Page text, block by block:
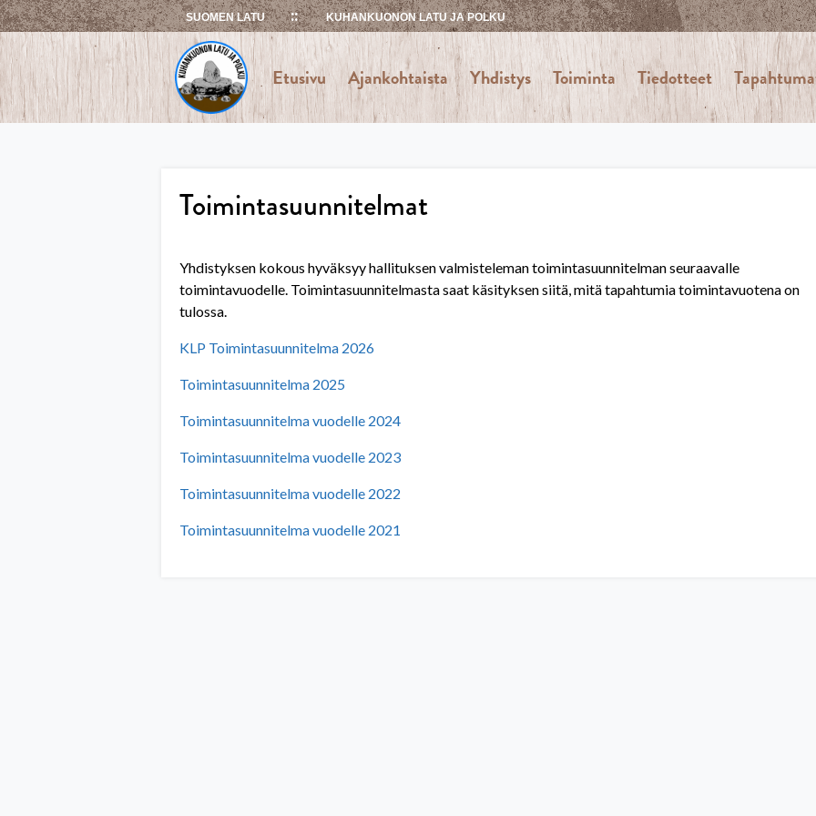
Skip
to
content
SUOMEN LATU KUHANKUONON LATU JA POLKU
Etusivu Ajankohtaista Yhdistys Toiminta Tiedotteet
Toimintasuunnitelmat
Yhdistyksen kokous hyväksyy hallituksen valmisteleman toimintasuunnitelman seuraavalle
toimintavuodelle. Toimintasuunnitelmasta saat käsityksen siitä, mitä tapahtumia toimintavuotena on
tulossa.
KLP Toimintasuunnitelma 2026
Toimintasuunnitelma 2025
Toimintasuunnitelma vuodelle 2024
Toimintasuunnitelma vuodelle 2023
Toimintasuunnitelma vuodelle 2022
Toimintasuunnitelma vuodelle 2021